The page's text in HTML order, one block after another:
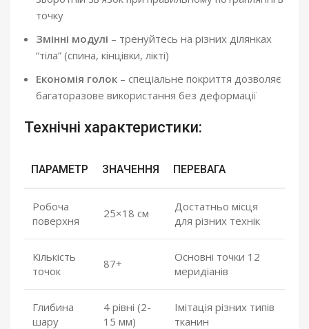
точку
Змінні модулі – тренуйтесь на різних ділянках
“тіла” (спина, кінцівки, лікті)
Економія голок – спеціальне покриття дозволяє
багаторазове використання без деформації
Технічні характеристики:
ПАРАМЕТР ЗНАЧЕННЯ ПЕРЕВАГА
Робоча
поверхня
25×18 см
Достатньо місця
для різних технік
Кількість
точок
87+
Основні точки 12
меридіанів
Глибина
шару
4 рівні (2-
15 мм)
Імітація різних типів
тканин